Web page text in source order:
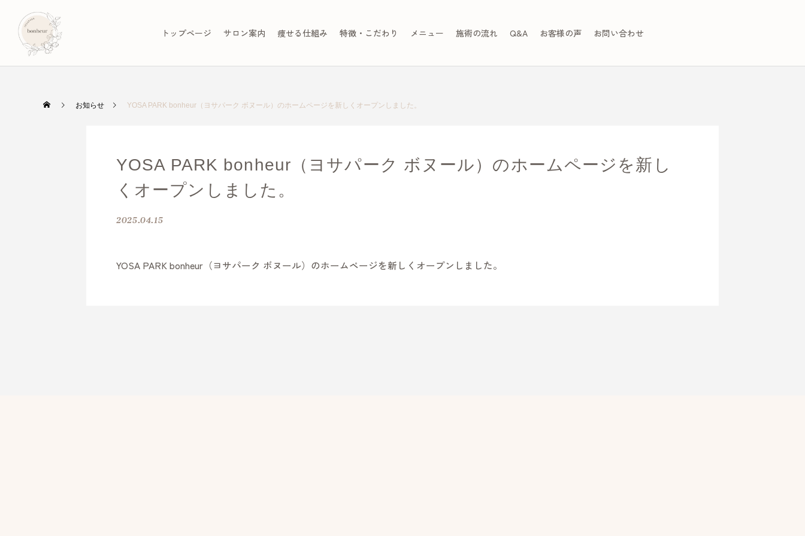
トップページ サロン案内 痩せる仕組み 特徴・こだわり メニュー 施術の流れ Q&A お客様の声 お問い合わせ
お知らせ YOSA PARK bonheur（ヨサパーク ボヌール）のホームページを新しくオープンしました。
YOSA PARK bonheur（ヨサパーク ボヌール）のホームページを新し
くオープンしました。
2025.04.15
YOSA PARK bonheur（ヨサパーク ボヌール）のホームページを新しくオープンしました。